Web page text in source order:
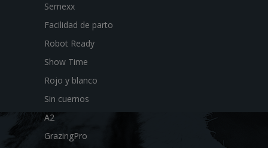
Semexx
Facilidad de parto
Robot Ready
Show Time
Rojo y blanco
Sin cuernos
A2
GrazingPro